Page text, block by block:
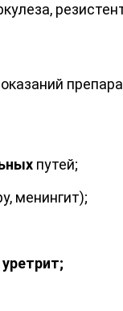
путей;
менингит);